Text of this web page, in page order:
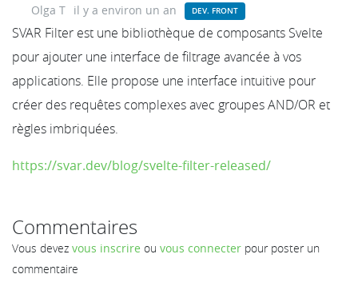
Olga T il y a environ un an DEV. FRONT
SVAR Filter est une bibliothèque de composants Svelte
pour ajouter une interface de filtrage avancée à vos
applications. Elle propose une interface intuitive pour
créer des requêtes complexes avec groupes AND/OR et
règles imbriquées.
https://svar.dev/blog/svelte-filter-released/
Commentaires
Vous devez vous inscrire ou vous connecter pour poster un
commentaire